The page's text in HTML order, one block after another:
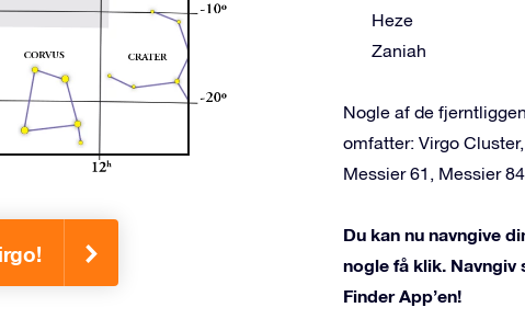
Heze
Zaniah
Nogle af de
omfatter: Virgo
Messier 61, Messier
Du kan nu navngive
nogle få klik. Navngiv
Finder App’en!